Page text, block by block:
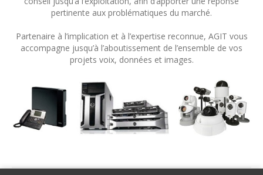
pertinente aux problématiques du marché.
Partenaire à l’implication et à l’expertise reconnue, AGIT vous
accompagne jusqu’à l’aboutissement de l’ensemble de vos
projets voix, données et images.